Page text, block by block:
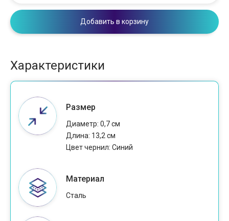
Добавить в корзину
Характеристики
Размер
Диаметр: 0,7 см
Длина: 13,2 см
Цвет чернил: Cиний
Материал
Сталь